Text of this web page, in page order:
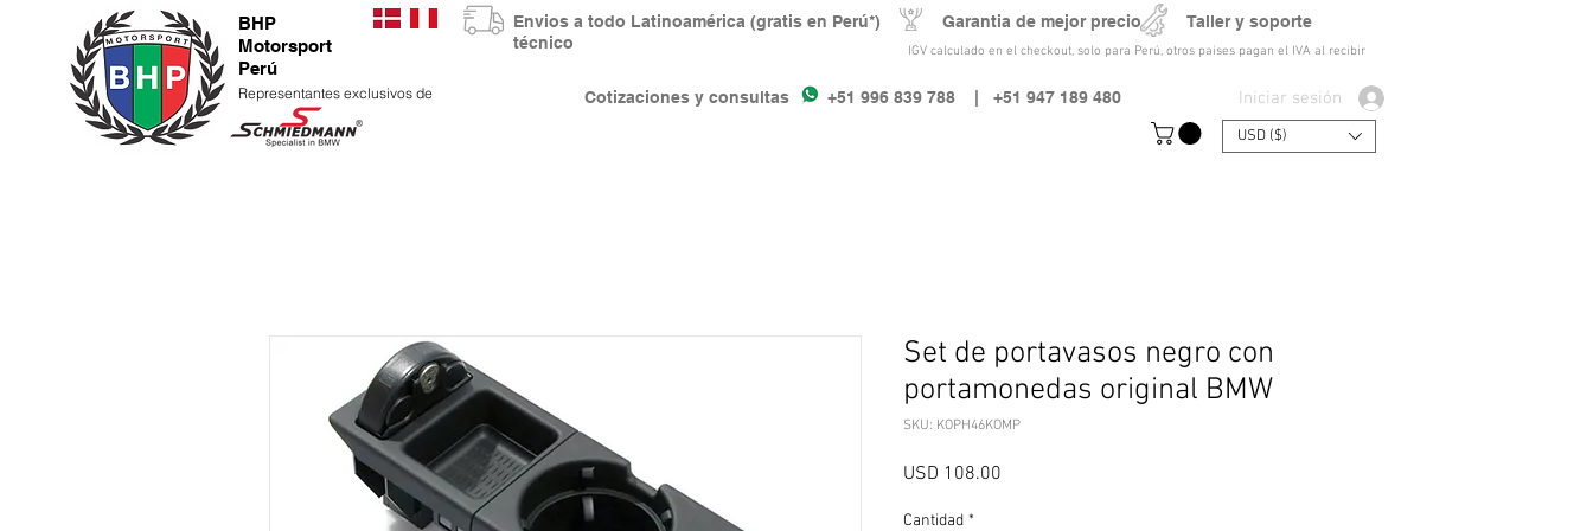
IGV calculado en el checkout, solo para Perú, otros paises pagan el IVA al recibir
BHP
Motorsport
Perú
Iniciar sesión
Representantes exclusivos de Cotizaciones y consultas +51 996 839 788 | +51 947 189 480
USD ($)
Envios a todo Latinoamérica (gratis en Perú*) Garantia de mejor precio Taller y soporte
técnico
Set de portavasos negro con
portamonedas original BMW
SKU: KOPH46KOMP
USD 108.00
Cantidad *